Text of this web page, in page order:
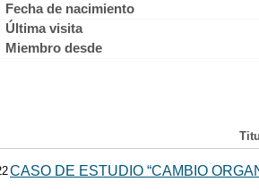
Fecha de nacimiento
Última visita
Miembro desde
CASO DE ESTUDIO “CAMBIO